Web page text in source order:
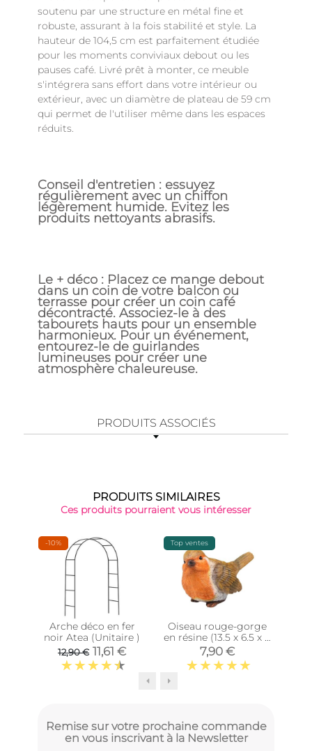
soutenu par une structure en métal fine et
robuste, assurant à la fois stabilité et style. La
hauteur de 104,5 cm est parfaitement étudiée
pour les moments conviviaux debout ou les
pauses café. Livré prêt à monter, ce meuble
s'intégrera sans effort dans votre intérieur ou
extérieur, avec un diamètre de plateau de 59 cm
qui permet de l'utiliser même dans les espaces
réduits.
Conseil d'entretien : essuyez
régulièrement avec un chiffon
légèrement humide. Evitez les
produits nettoyants abrasifs.
Le + déco : Placez ce mange debout
dans un coin de votre balcon ou
terrasse pour créer un coin café
décontracté. Associez-le à des
tabourets hauts pour un ensemble
harmonieux. Pour un événement,
entourez-le de guirlandes
lumineuses pour créer une
atmosphère chaleureuse.
PRODUITS ASSOCIÉS
PRODUITS SIMILAIRES
Ces produits pourraient vous intéresser
-10%
Arche déco en fer
noir Atea (Unitaire )
12,90 € 11,61 €
Top ventes
Oiseau rouge-gorge
en résine (13.5 x 6.5 x 8
cm)
7,90 €
Remise sur votre prochaine commande
en vous inscrivant à la Newsletter